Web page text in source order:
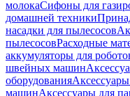
молокаСифоны для
домашней техники
насадки для пылесосов
пылесосовРасходные
аккумуляторы для
швейных машин
оборудования
машинАксессуары для